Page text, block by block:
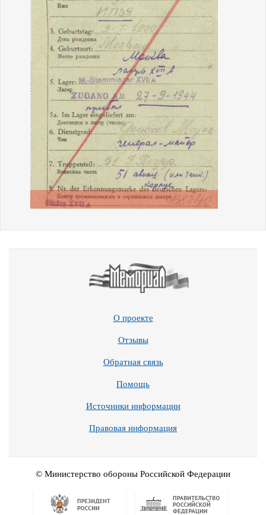
О проекте
Отзывы
Обратная связь
Помощь
Источники информации
Правовая информация
© Министерство обороны Российской Федерации